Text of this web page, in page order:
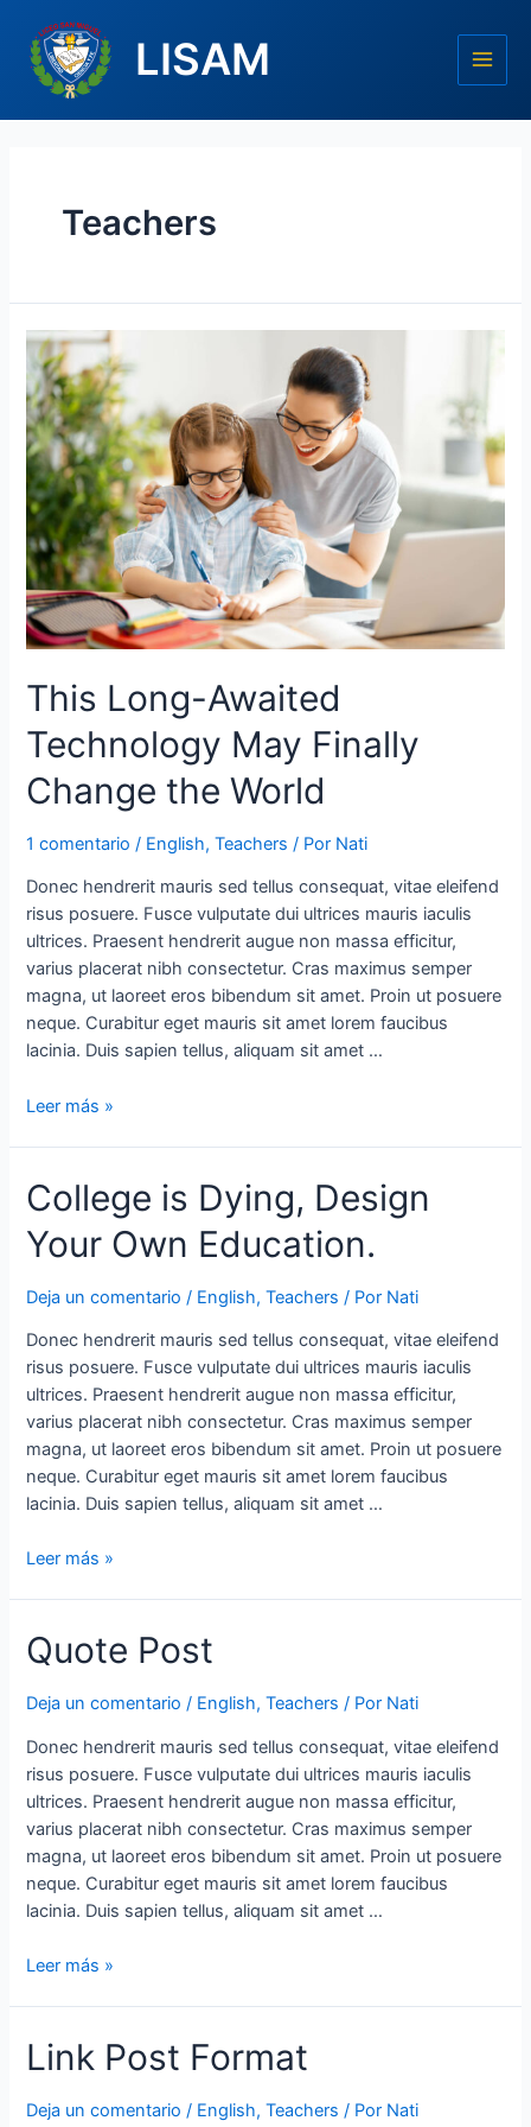
LISAM
Teachers
This Long-Awaited
Technology May Finally
Change the World
1 comentario / English,Teachers / Por Nati
Donec hendrerit mauris sed tellus consequat, vitae eleifend
risus posuere. Fusce vulputate dui ultrices mauris iaculis
ultrices. Praesent hendrerit augue non massa efficitur,
varius placerat nibh consectetur. Cras maximus semper
magna, ut laoreet eros bibendum sit amet. Proin ut posuere
neque. Curabitur eget mauris sit amet lorem faucibus
lacinia. Duis sapien tellus, aliquam sit amet …
Leer más »
College is Dying, Design
Your Own Education.
Deja un comentario / English,Teachers / Por Nati
Donec hendrerit mauris sed tellus consequat, vitae eleifend
risus posuere. Fusce vulputate dui ultrices mauris iaculis
ultrices. Praesent hendrerit augue non massa efficitur,
varius placerat nibh consectetur. Cras maximus semper
magna, ut laoreet eros bibendum sit amet. Proin ut posuere
neque. Curabitur eget mauris sit amet lorem faucibus
lacinia. Duis sapien tellus, aliquam sit amet …
Leer más »
Quote Post
Deja un comentario / English,Teachers / Por Nati
Donec hendrerit mauris sed tellus consequat, vitae eleifend
risus posuere. Fusce vulputate dui ultrices mauris iaculis
ultrices. Praesent hendrerit augue non massa efficitur,
varius placerat nibh consectetur. Cras maximus semper
magna, ut laoreet eros bibendum sit amet. Proin ut posuere
neque. Curabitur eget mauris sit amet lorem faucibus
lacinia. Duis sapien tellus, aliquam sit amet …
Leer más »
Link Post Format
Deja un comentario / English,Teachers / Por Nati